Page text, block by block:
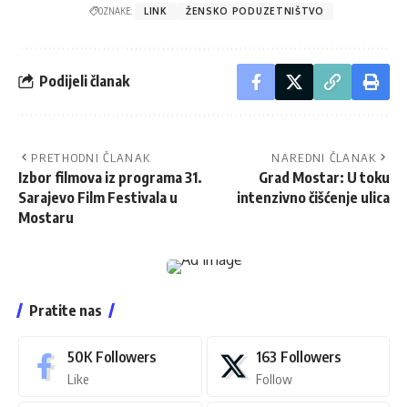
OZNAKE: LINK ŽENSKO PODUZETNIŠTVO
Podijeli članak
PRETHODNI ČLANAK
Izbor filmova iz programa 31.
Sarajevo Film Festivala u
Mostaru
NAREDNI ČLANAK
Grad Mostar: U toku
intenzivno čišćenje ulica
Pratite nas
50K Followers
Like
163 Followers
Follow